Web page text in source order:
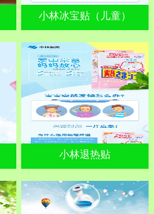
小林冰宝贴（儿童）
小林退热贴